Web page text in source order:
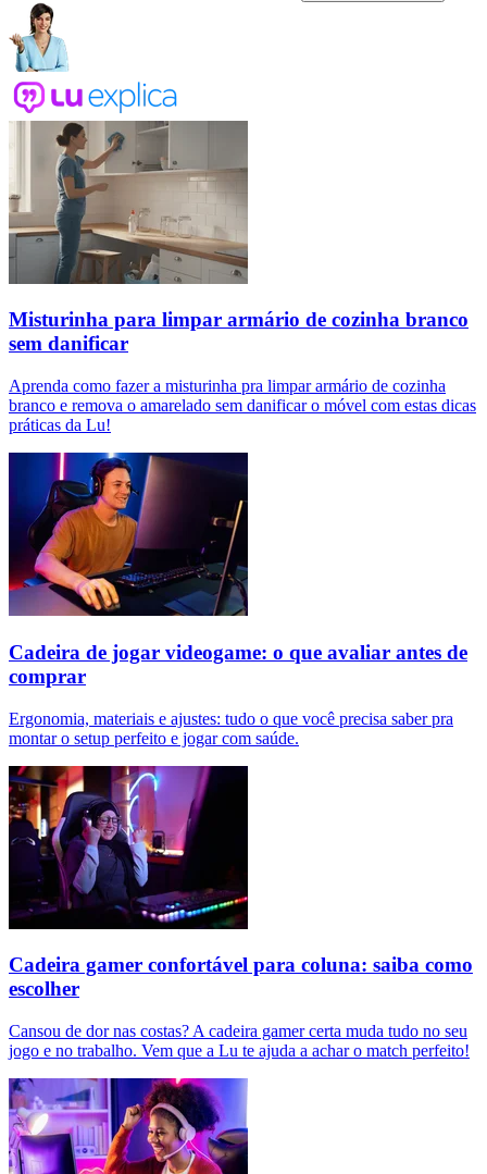
Misturinha para limpar armário de cozinha branco
sem danificar
Aprenda como fazer a misturinha pra limpar armário de cozinha
branco e remova o amarelado sem danificar o móvel com estas dicas
práticas da Lu!
Cadeira de jogar videogame: o que avaliar antes de
comprar
Ergonomia, materiais e ajustes: tudo o que você precisa saber pra
montar o setup perfeito e jogar com saúde.
Cadeira gamer confortável para coluna: saiba como
escolher
Cansou de dor nas costas? A cadeira gamer certa muda tudo no seu
jogo e no trabalho. Vem que a Lu te ajuda a achar o match perfeito!